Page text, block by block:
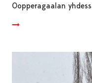
Oopperagaalan